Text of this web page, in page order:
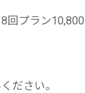
回プラン
ださい。